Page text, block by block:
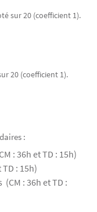
sur 20 (coefficient 1).
20 (coefficient 1).
:
: 36h et TD : 15h)
: 15h)
: 36h et TD :